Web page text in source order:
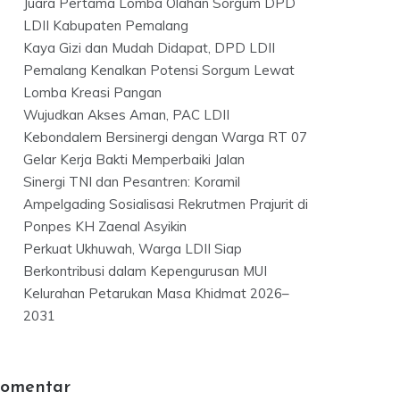
LDII Kabupaten Pemalang
Kaya Gizi dan Mudah Didapat, DPD LDII
Pemalang Kenalkan Potensi Sorgum Lewat
Lomba Kreasi Pangan
Wujudkan Akses Aman, PAC LDII
Kebondalem Bersinergi dengan Warga RT 07
Gelar Kerja Bakti Memperbaiki Jalan
Sinergi TNI dan Pesantren: Koramil
Ampelgading Sosialisasi Rekrutmen Prajurit di
Ponpes KH Zaenal Asyikin
Perkuat Ukhuwah, Warga LDII Siap
Berkontribusi dalam Kepengurusan MUI
Kelurahan Petarukan Masa Khidmat 2026–
2031